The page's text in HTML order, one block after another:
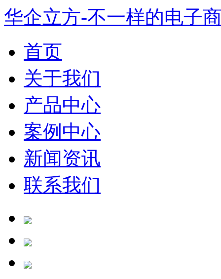
华企立方-不一样的电子
首页
关于我们
产品中心
案例中心
新闻资讯
联系我们